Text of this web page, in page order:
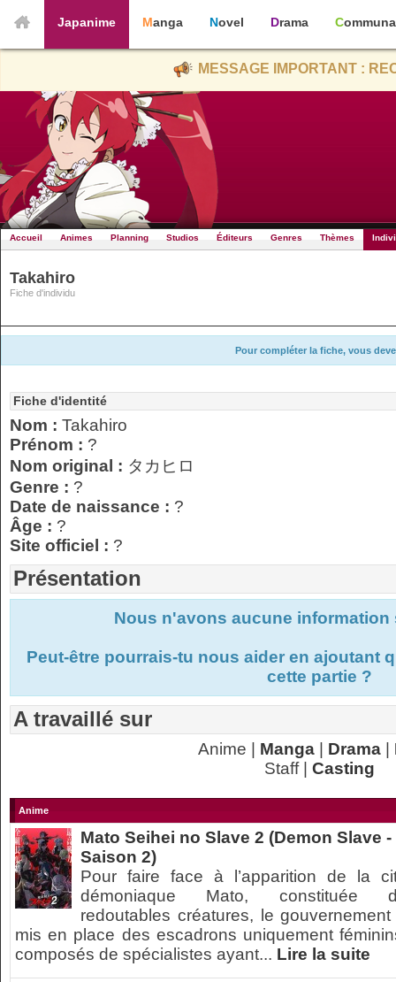
Japanime Manga Novel Drama
MESSAGE IMPORTANT :
Accueil Animes Planning Studios Éditeurs Genres Thèmes
Takahiro
Fiche d'individu
Pour compléter la fiche, vous
Fiche d'identité
Nom : Takahiro
Prénom : ?
Nom original : タカヒロ
Genre : ?
Date de naissance : ?
Âge : ?
Site officiel : ?
Présentation
Nous n'avons aucune
Peut-être pourrais-tu nous aider en ajoutant
cette partie ?
A travaillé sur
Anime | Manga| Drama|
Staff | Casting
Anime
Mato Seihei no Slave 2 (Demon Slave -
Saison 2)
Pour faire face à l’apparition de la
démoniaque Mato, constituée
redoutables créatures, le gouvernement
mis en place des escadrons uniquement
composés de spécialistes ayant... Lire la suite